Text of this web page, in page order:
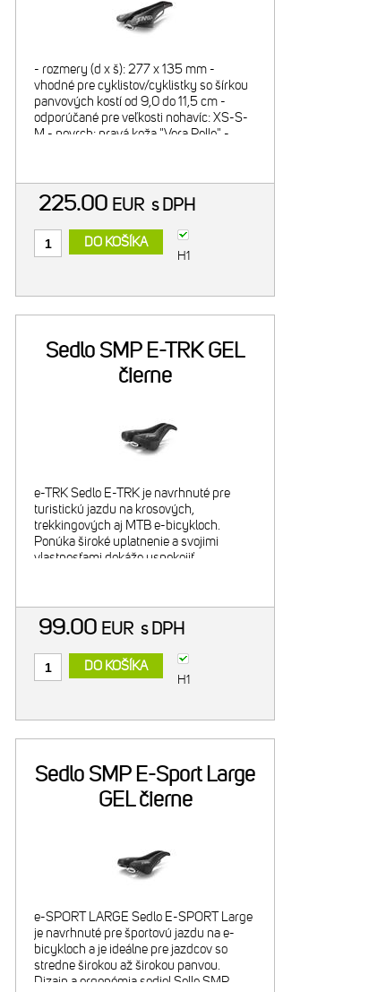
- rozmery (d x š): 277 x 135 mm -
vhodné pre cyklistov/cyklistky so šírkou
panvových kostí od 9,0 do 11,5 cm -
odporúčané pre veľkosti nohavíc: XS-S-
M - povrch: pravá koža "Vera Pelle" -
225.00 EUR s DPH
DO KOŠÍKA
H1
Sedlo SMP E-TRK GEL
čierne
e-TRK Sedlo E-TRK je navrhnuté pre
turistickú jazdu na krosových,
trekkingových aj MTB e-bicykloch.
Ponúka široké uplatnenie a svojimi
vlastnosťami dokáže uspokojiť
dl
99.00 EUR s DPH
DO KOŠÍKA
H1
Sedlo SMP E-Sport Large
GEL čierne
e-SPORT LARGE Sedlo E-SPORT Large
je navrhnuté pre športovú jazdu na e-
bicykloch a je ideálne pre jazdcov so
stredne širokou až širokou panvou.
Dizajn a ergonómia sediel Selle SMP